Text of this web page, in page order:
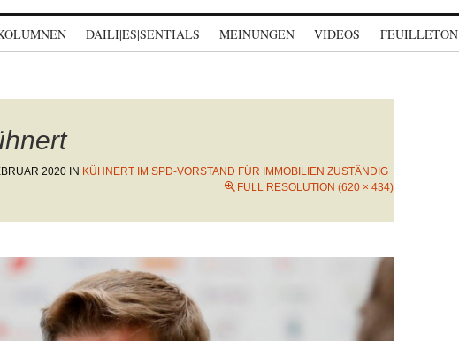
DAILI|ES|SENTIALS MEINUNGEN VIDEOS FEUILLETON
2020 IN KÜHNERT IM SPD-VORSTAND FÜR IMMOBILIEN ZUSTÄNDIG
FULL RESOLUTION (620 × 434)